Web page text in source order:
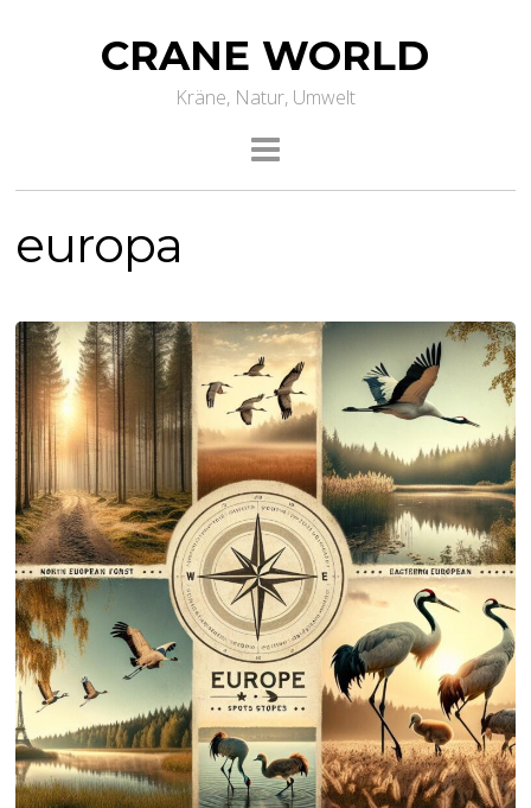
CRANE WORLD
Kräne, Natur, Umwelt
europa